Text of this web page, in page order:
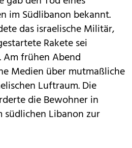
im Südlibanon bekannt.
das israelische Militär,
Rakete sei
frühen Abend
Medien über mutmaßliche
Luftraum. Die
die Bewohner in
Libanon zur